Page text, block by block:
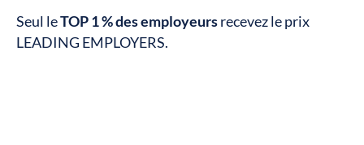
Seul leTOP 1 % des employeursrecevez le prix
LEADING EMPLOYERS.